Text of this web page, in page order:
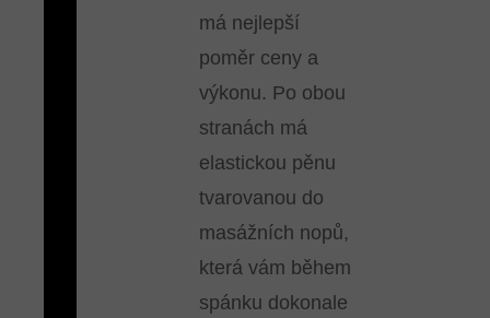
má nejlepší
poměr ceny a
výkonu. Po obou
stranách má
elastickou pěnu
tvarovanou do
masážních nopů,
která vám během
spánku dokonale